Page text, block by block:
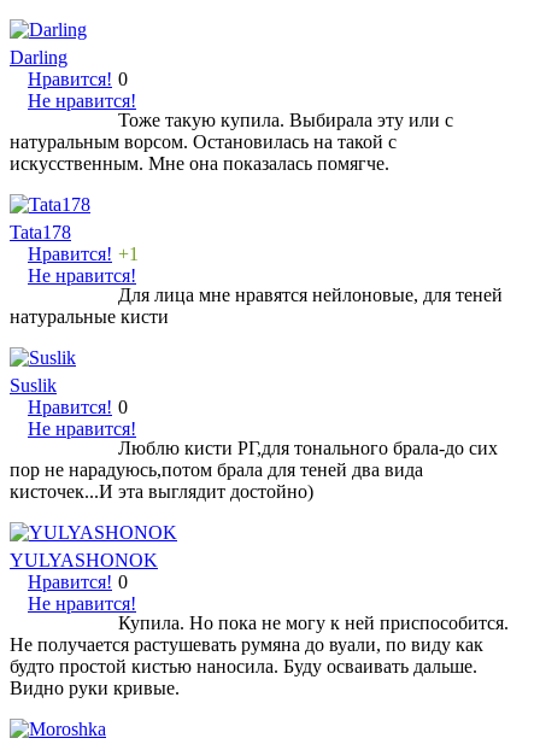
Darling
Нравится!
Не нравится!
0
Тоже такую купила. Выбирала эту или с
натуральным ворсом. Остановилась на такой с
искусственным. Мне она показалась помягче.
Tata178
Нравится!
Не нравится!
+1
Для лица мне нравятся нейлоновые, для теней
натуральные кисти
Suslik
Нравится!
Не нравится!
0
Люблю кисти РГ,для тонального брала-до сих
пор не нарадуюсь,потом брала для теней два вида
кисточек...И эта выглядит достойно)
YULYASHONOK
Нравится!
Не нравится!
0
Купила. Но пока не могу к ней приспособится.
Не получается растушевать румяна до вуали, по виду как
будто простой кистью наносила. Буду осваивать дальше.
Видно руки кривые.